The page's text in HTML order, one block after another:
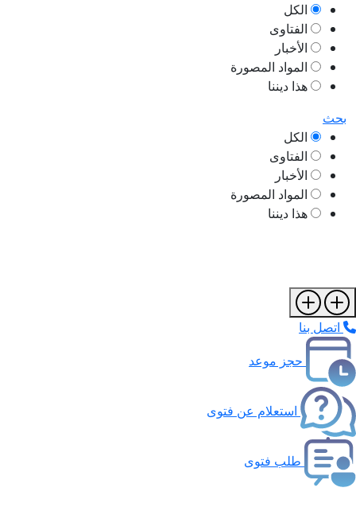
الكل
الفتاوى
الأخبار
المواد المصورة
هذا ديننا
بحث
الكل
الفتاوى
الأخبار
المواد المصورة
هذا ديننا
اتصل بنا
حجز موعد
استعلام عن فتوى
طلب فتوى